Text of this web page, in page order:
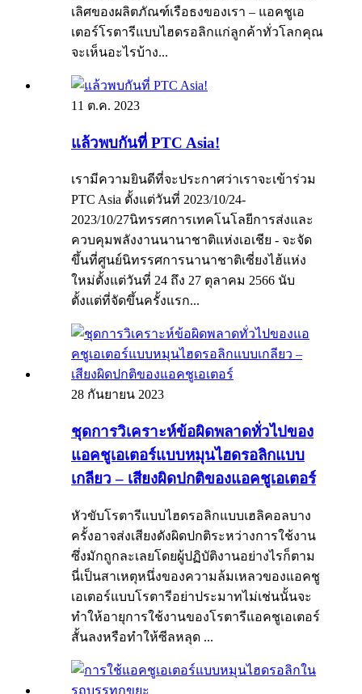
เลิศของผลิตภัณฑ์เรือธงของเรา – แอคชูเอ
เตอร์โรตารีแบบไฮดรอลิกแก่ลูกค้าทั่วโลกคุณ
จะเห็นอะไรบ้าง...
11 ต.ค. 2023
แล้วพบกันที่ PTC Asia!
เรามีความยินดีที่จะประกาศว่าเราจะเข้าร่วม
PTC Asia ตั้งแต่วันที่ 2023/10/24-
2023/10/27นิทรรศการเทคโนโลยีการส่งและ
ควบคุมพลังงานนานาชาติแห่งเอเชีย - จะจัด
ขึ้นที่ศูนย์นิทรรศการนานาชาติเซี่ยงไฮ้แห่ง
ใหม่ตั้งแต่วันที่ 24 ถึง 27 ตุลาคม 2566 นับ
ตั้งแต่ที่จัดขึ้นครั้งแรก...
28 กันยายน 2023
ชุดการวิเคราะห์ข้อผิดพลาดทั่วไปของ
แอคชูเอเตอร์แบบหมุนไฮดรอลิกแบบ
เกลียว – เสียงผิดปกติของแอคชูเอเตอร์
หัวขับโรตารีแบบไฮดรอลิกแบบเฮลิคอลบาง
ครั้งอาจส่งเสียงดังผิดปกติระหว่างการใช้งาน
ซึ่งมักถูกละเลยโดยผู้ปฏิบัติงานอย่างไรก็ตาม
นี่เป็นสาเหตุหนึ่งของความล้มเหลวของแอคชู
เอเตอร์แบบโรตารีอย่าประมาทไม่เช่นนั้นจะ
ทำให้อายุการใช้งานของโรตารีแอคชูเอเตอร์
สั้นลงหรือทำให้ซีลหลุด ...